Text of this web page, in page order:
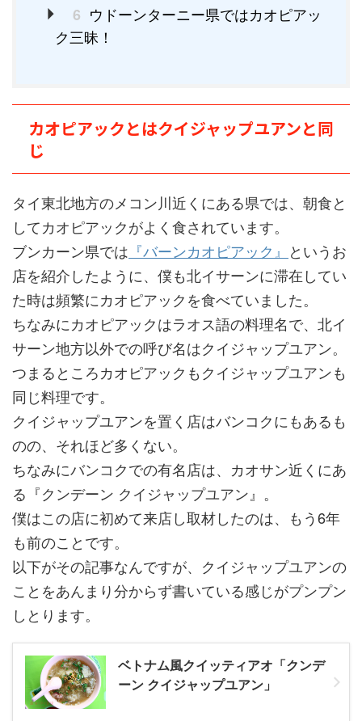
6 ウドーンターニー県ではカオピアッ
ク三昧！
カオピアックとはクイジャップユアンと同
じ
タイ東北地方のメコン川近くにある県では、朝食と
してカオピアックがよく食されています。
ブンカーン県では 『バーンカオピアック』 というお
店を紹介したように、僕も北イサーンに滞在してい
た時は頻繁にカオピアックを食べていました。
ちなみにカオピアックはラオス語の料理名で、北イ
サーン地方以外での呼び名はクイジャップユアン。
つまるところカオピアックもクイジャップユアンも
同じ料理です。
クイジャップユアンを置く店はバンコクにもあるも
のの、それほど多くない。
ちなみにバンコクでの有名店は、カオサン近くにあ
る『クンデーン クイジャップユアン』。
僕はこの店に初めて来店し取材したのは、もう6年
も前のことです。
以下がその記事なんですが、クイジャップユアンの
ことをあんまり分からず書いている感じがプンプン
しとります。
ベトナム風クイッティアオ「クンデ
ーン クイジャップユアン」